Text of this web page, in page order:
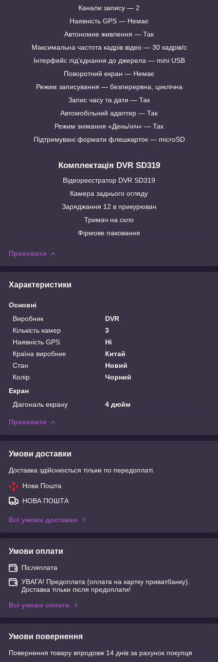
Канали запису — 2
Наявність GPS — Немає
Автономне живлення — Так
Максимальна частота кадрів відео — 30 кадрів/с
Інтерфейс під'єднання до джерела — mini USB
Поворотний екран — Немає
Режим записування — безперервна, циклічна
Запис часу та дати — Так
Автомобільний адаптер — Так
Режим знімання «День/ніч» — Так
Підтримувані формати флешкарток — microSD
Комплектація DVR SD319
Відеореєстратор DVR SD319
Камера заднього огляду
Заряджання 12 в прикурювач
Тримач на скло
Фірмове паковання
Приховати
Характеристики
Основні
Виробник
DVR
Кількість камер
3
Наявність GPS
Ні
Країна виробник
Китай
Стан
Новий
Колір
Чорний
Екран
Діагональ екрану
4 дюйм
Приховати
Умови доставки
Доставка здійснюється тільки по передоплаті.
Нова Пошта
НОВА ПОШТА
Всі умови доставки
Умови оплати
Післяплата
УВАГА! Предоплата (оплата на картку приватбанку).
Доставка тільки після предоплати!
Всі умови оплати
Умови повернення
Повернення товару впродовж 14 днів за рахунок покупця